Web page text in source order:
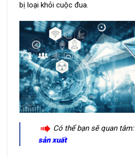
bị loại khỏi cuộc đua.
Có thể bạn sẽ quan tâm:
sản xuất